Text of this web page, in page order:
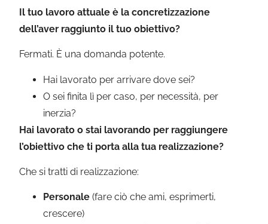
Il tuo lavoro attuale è la concretizzazione
dell’aver raggiunto il tuo obiettivo?
Fermati. È una domanda potente.
Hai lavorato per arrivare dove sei?
O sei finita lì per caso, per necessità, per
inerzia?
Hai lavorato o stai lavorando per raggiungere
l’obiettivo che ti porta alla tua realizzazione?
Che si tratti di realizzazione:
Personale (fare ciò che ami, esprimerti,
crescere)